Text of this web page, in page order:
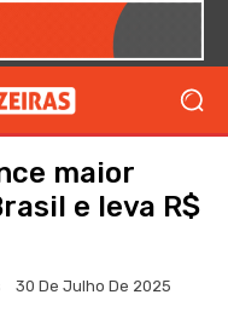
maior
e leva R$
30 De Julho De 2025